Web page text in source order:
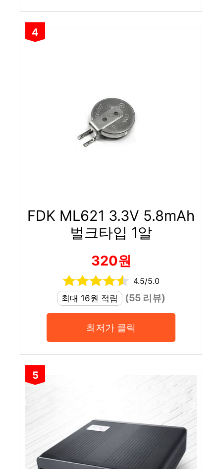
4
FDK ML621 3.3V 5.8mAh
벌크타입 1알
320원
4.5/5.0
최대 16원 적립
(55 리뷰)
최저가 클릭
5